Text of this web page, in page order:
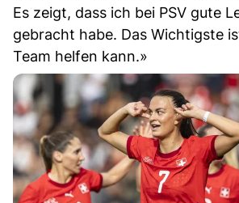
Es zeigt, dass ich bei PSV gute
gebracht habe. Das Wichtigste
Team helfen kann.»